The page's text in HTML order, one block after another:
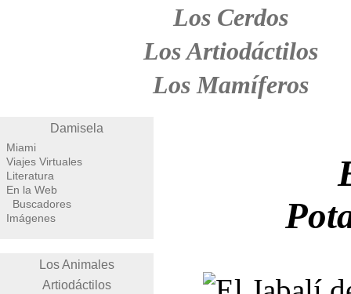
Los Cerdos
Los Artiodáctilos
Los Mamíferos
Damisela
Miami
Viajes Virtuales
Literatura
En la Web
Buscadores
Imágenes
Los Animales
Artiodáctilos